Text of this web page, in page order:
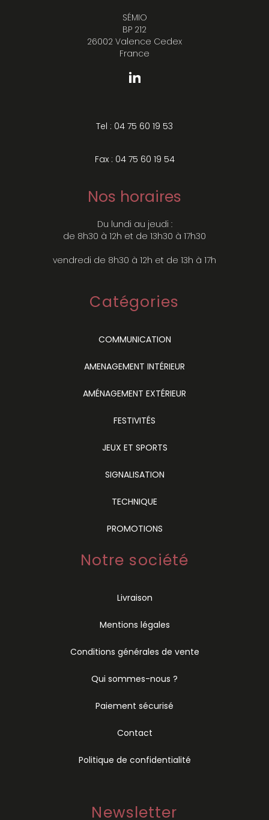
SÉMIO
BP 212
26002 Valence Cedex
France
Tel : 04 75 60 19 53
Fax : 04 75 60 19 54
Nos horaires
Du lundi au jeudi :
de 8h30 à 12h et de 13h30 à 17h30
vendredi de 8h30 à 12h et de 13h à 17h
Catégories
COMMUNICATION
AMENAGEMENT INTÉRIEUR
AMÉNAGEMENT EXTÉRIEUR
FESTIVITÉS
JEUX ET SPORTS
SIGNALISATION
TECHNIQUE
PROMOTIONS
Notre société
Livraison
Mentions légales
Conditions générales de vente
Qui sommes-nous ?
Paiement sécurisé
Contact
Politique de confidentialité
Newsletter